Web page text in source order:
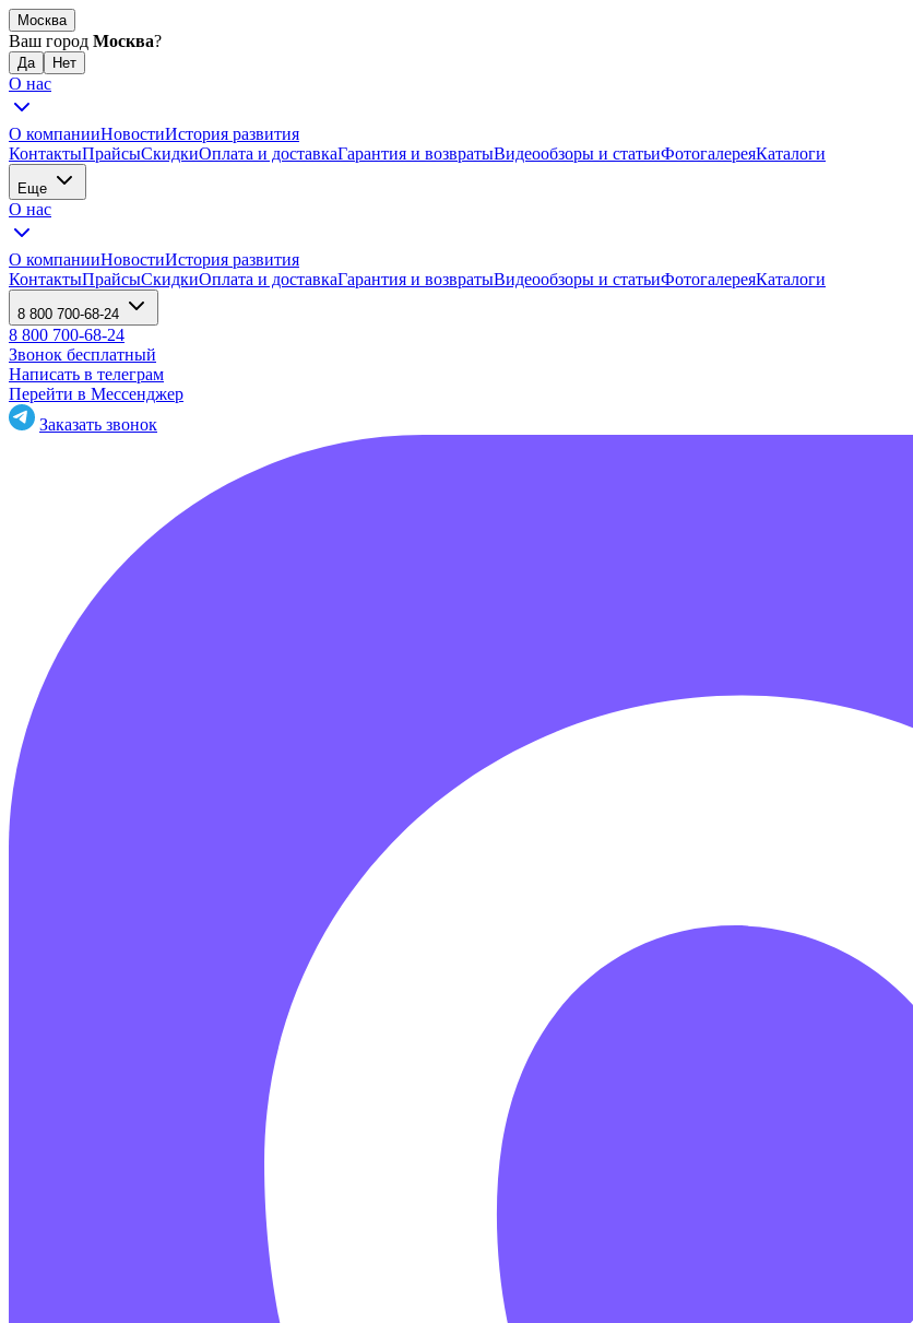
Москва
Ваш город Москва?
О нас
О компанииНовостиИстория развития
КонтактыПрайсыСкидкиОплата и доставкаГарантия и возвратыВидеообзоры и статьиФотогалереяКаталоги
Еще
О нас
О компанииНовостиИстория развития
КонтактыПрайсыСкидкиОплата и доставкаГарантия и возвратыВидеообзоры и статьиФотогалереяКаталоги
8 800 700-68-24
8 800 700-68-24
Звонок бесплатный
Написать в телеграм
Перейти в Мессенджер
Заказать звонок